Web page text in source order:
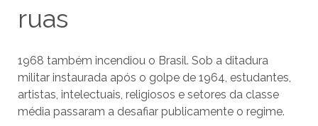
ruas
1968 também incendiou o Brasil. Sob a ditadura
militar instaurada após o golpe de 1964, estudantes,
artistas, intelectuais, religiosos e setores da classe
média passaram a desafiar publicamente o regime.